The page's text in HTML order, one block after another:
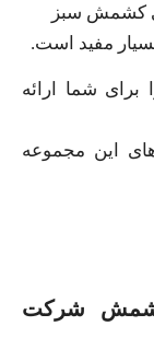
کشمش سبز
مفید است.
برای شما ارائه
های این مجموعه
شرکت